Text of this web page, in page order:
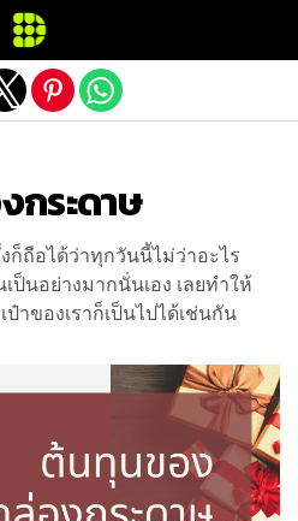
กระดาษ
ถือได้ว่าทุกวันนี้ไม่ว่าอะไร
นอย่างมากนั่นเอง เลยทำให้
าของเราก็เป็นไปได้เช่นกัน
version